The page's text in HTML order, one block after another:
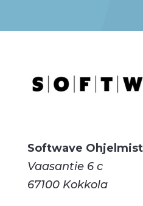
Softwave
Vaasantie 6 c
67100 Kokkola